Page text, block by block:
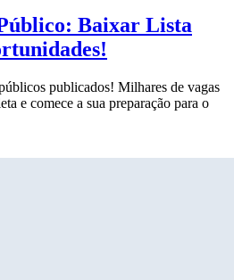
Baixar Lista
publicados! Milhares de vagas
e comece a sua preparação para o